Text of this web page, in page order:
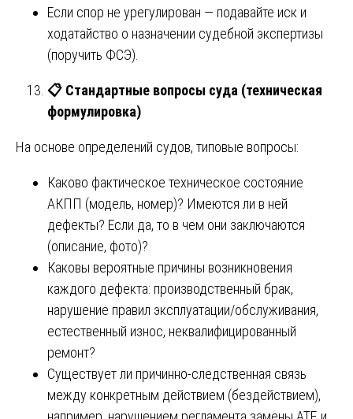
Если спор не урегулирован — подавайте иск и
ходатайство о назначении судебной экспертизы
(поручить ФСЭ).
📋 Стандартные вопросы суда (техническая
формулировка)
На основе определений судов, типовые вопросы:
Каково фактическое техническое состояние
АКПП (модель, номер)? Имеются ли в ней
дефекты? Если да, то в чем они заключаются
(описание, фото)?
Каковы вероятные причины возникновения
каждого дефекта: производственный брак,
нарушение правил эксплуатации/обслуживания,
естественный износ, неквалифицированный
ремонт?
Существует ли причинно-следственная связь
между конкретным действием (бездействием),